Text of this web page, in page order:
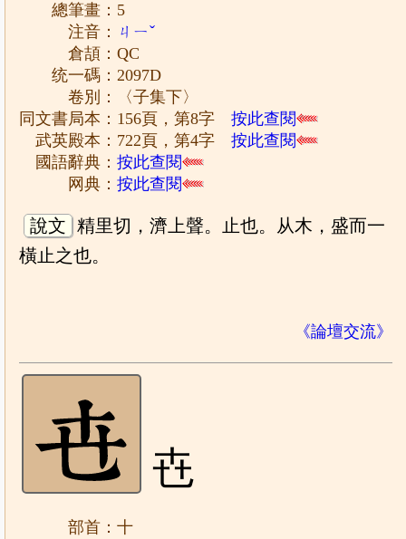
總筆畫：5
注音： ㄐㄧˇ
倉頡：QC
统一碼：2097D
卷別：〈子集下〉
同文書局本：156頁，第8字按此查閱
武英殿本：722頁，第4字按此查閱
國語辭典：按此查閱
网典：按此查閱
說文 精里切，濟上聲。止也。从木，盛而一
橫止之也。
《論壇交流》
㔺
部首：十